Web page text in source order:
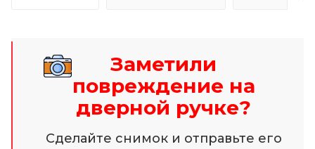
Заметили
повреждение на
дверной ручке?
Сделайте снимок и отправьте его